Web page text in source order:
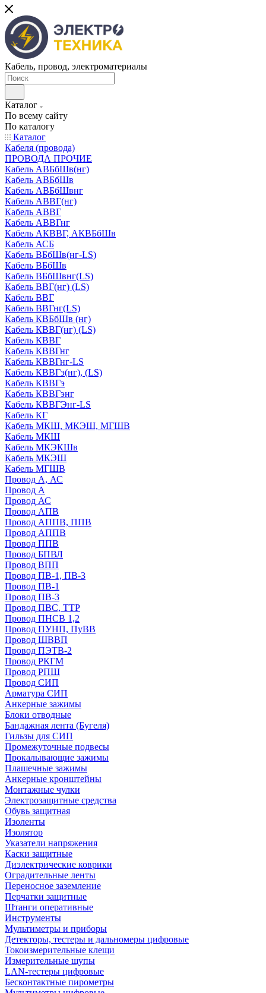
Кабель, провод, электроматериалы
Каталог
По всему сайту
По каталогу
Каталог
Кабеля (провода)
ПРОВОДА ПРОЧИЕ
Кабель АВБбШв(нг)
Кабель АВБбШв
Кабель АВБбШвнг
Кабель АВВГ(нг)
Кабель АВВГ
Кабель АВВГнг
Кабель АКВВГ, АКВБбШв
Кабель АСБ
Кабель ВБбШв(нг-LS)
Кабель ВБбШв
Кабель ВБбШвнг(LS)
Кабель ВВГ(нг) (LS)
Кабель ВВГ
Кабель ВВГнг(LS)
Кабель КВБбШв (нг)
Кабель КВВГ(нг) (LS)
Кабель КВВГ
Кабель КВВГнг
Кабель КВВГнг-LS
Кабель КВВГэ(нг), (LS)
Кабель КВВГэ
Кабель КВВГэнг
Кабель КВВГЭнг-LS
Кабель КГ
Кабель МКШ, МКЭШ, МГШВ
Кабель МКШ
Кабель МКЭКШв
Кабель МКЭШ
Кабель МГШВ
Провод А, АС
Провод А
Провод АС
Провод АПВ
Провод АППВ, ППВ
Провод АППВ
Провод ППВ
Провод БПВЛ
Провод ВПП
Провод ПВ-1, ПВ-3
Провод ПВ-1
Провод ПВ-3
Провод ПВС, ТТР
Провод ПНСВ 1,2
Провод ПУНП, ПуВВ
Провод ШВВП
Провод ПЭТВ-2
Провод РКГМ
Провод РПШ
Провод СИП
Арматура СИП
Анкерные зажимы
Блоки отводные
Бандажная лента (Бугеля)
Гильзы для СИП
Промежуточные подвесы
Прокалывающие зажимы
Плашечные зажимы
Анкерные кронштейны
Монтажные чулки
Электрозащитные средства
Обувь защитная
Изоленты
Изолятор
Указатели напряжения
Каски защитные
Диэлектрические коврики
Оградительные ленты
Переносное заземление
Перчатки защитные
Штанги оперативные
Инструменты
Мультиметры и приборы
Детекторы, тестеры и дальномеры цифровые
Токоизмерительные клещи
Измерительные щупы
LAN-тестеры цифровые
Бесконтактные пирометры